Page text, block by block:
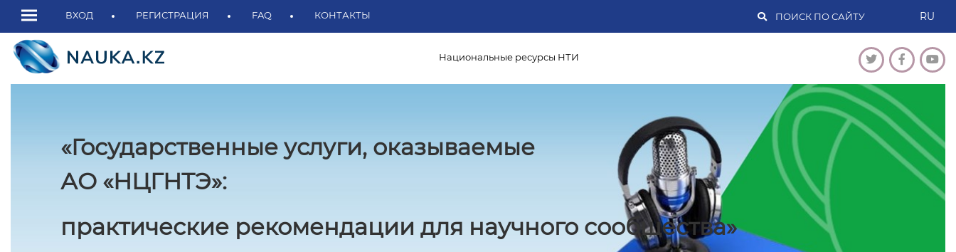
ВХОД РЕГИСТРАЦИЯ FAQ КОНТАКТЫ RU
Национальные ресурсы НТИ
Касым-Жомарт Токаев:
«Казахстан постепенно превращается
в региональный академический и научно-исследовательский хаб»